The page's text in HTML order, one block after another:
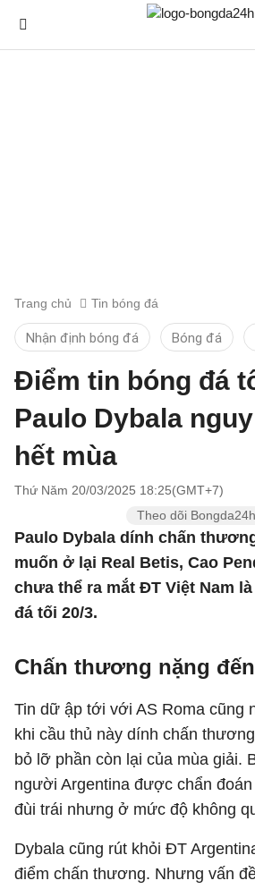
Trang chủ Tin bóng đá
Nhận định bóng đá Bóng đá
Điểm tin bóng đá
Paulo Dybala
hết mùa
Thứ Năm 20/03/2025 18:25(GMT+7)
Theo dõi
Paulo Dybala dính chấn
muốn ở lại Real Betis, Cao
chưa thể ra mắt ĐT Việt Nam
đá tối 20/3.
Chấn thương nặng
Tin dữ ập tới với AS Roma cũng
khi cầu thủ này dính chấn
bỏ lỡ phần còn lại của mùa giải.
người Argentina được chẩn
đùi trái nhưng ở mức độ không
Dybala cũng rút khỏi ĐT
điểm chấn thương. Nhưng vấn